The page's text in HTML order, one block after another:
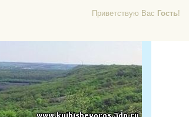
Приветствую Вас Гость!